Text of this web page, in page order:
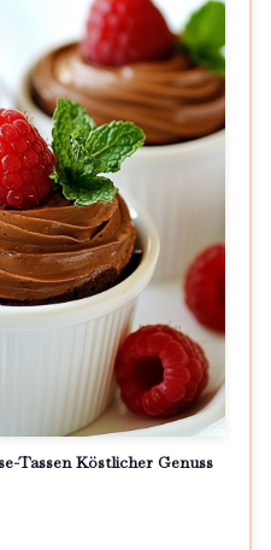
Tassen Köstlicher Genuss